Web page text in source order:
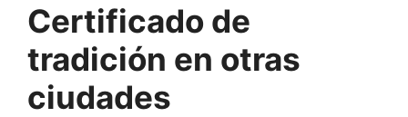
Certificado de
tradición en otras
ciudades